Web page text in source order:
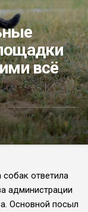
всё
ответила
администрации
Основной посыл